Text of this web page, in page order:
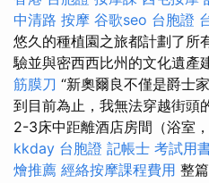
中清路 按摩 谷歌seo 台胞證
悠久的種植園之旅都計劃了所
驗並與密西西比州的文化遺產
筋膜刀 “新奧爾良不僅是爵士
到目前為止，我無法穿越街頭
2-3床中距離酒店房間（浴室
kkday 台胞證 記帳士 考試用
燴推薦 經絡按摩課程費用 整